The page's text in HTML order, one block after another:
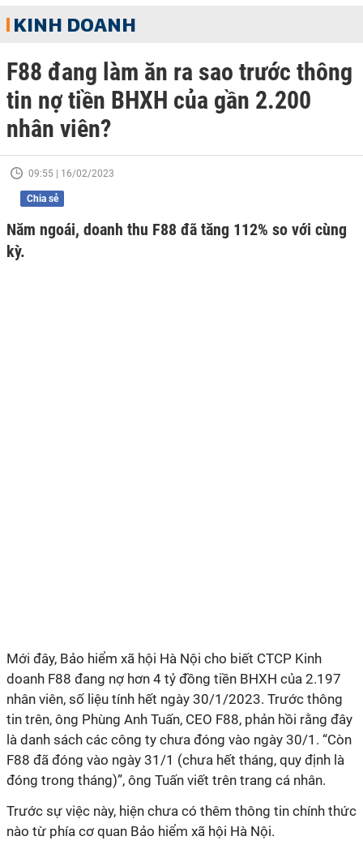
KINH DOANH
F88 đang làm ăn ra sao trước thông
tin nợ tiền BHXH của gần 2.200
nhân viên?
09:55 | 16/02/2023
Chia sẻ
Năm ngoái, doanh thu F88 đã tăng 112% so với cùng
kỳ.
Mới đây, Bảo hiểm xã hội Hà Nội cho biết CTCP Kinh
doanh F88 đang nợ hơn 4 tỷ đồng tiền BHXH của 2.197
nhân viên, số liệu tính hết ngày 30/1/2023. Trước thông
tin trên, ông Phùng Anh Tuấn, CEO F88, phản hồi rằng đây
là danh sách các công ty chưa đóng vào ngày 30/1. “Còn
F88 đã đóng vào ngày 31/1 (chưa hết tháng, quy định là
đóng trong tháng)”, ông Tuấn viết trên trang cá nhân.
Trước sự việc này, hiện chưa có thêm thông tin chính thức
nào từ phía cơ quan Bảo hiểm xã hội Hà Nội.